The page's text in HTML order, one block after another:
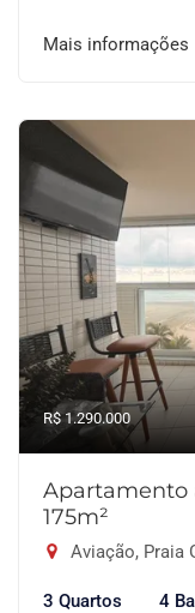
Mais informações
R$ 1.290.000
Apartamento
175m²
Aviação, Praia
3 Quartos 4